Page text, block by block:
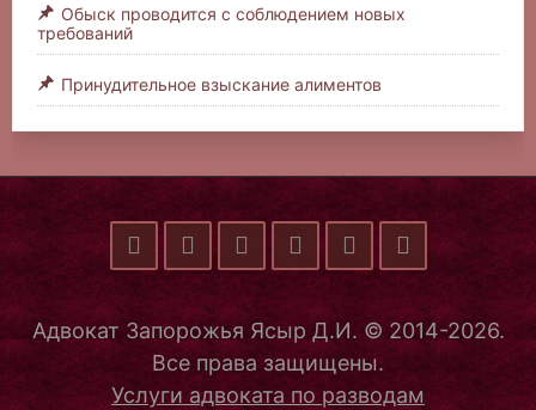
Обыск проводится с соблюдением новых
требований
Принудительное взыскание алиментов
Адвокат Запорожья Ясыр Д.И. © 2014-2026.
Все права защищены.
Услуги адвоката по разводам